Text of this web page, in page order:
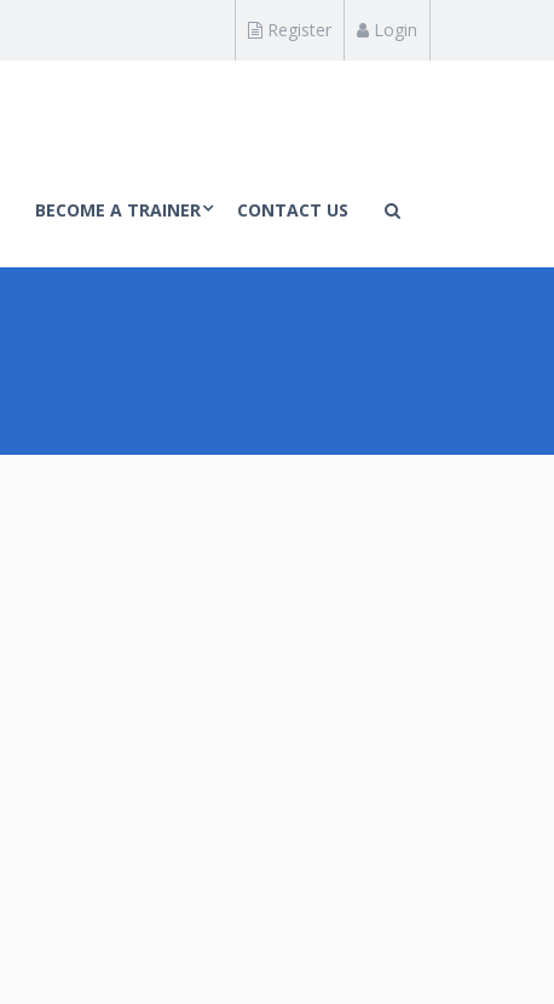
Register Login
BECOME A TRAINER CONTACT US